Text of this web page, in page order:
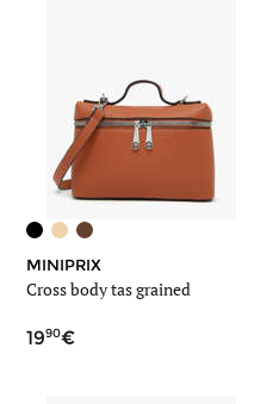
MINIPRIX
Cross body tas grained
1990